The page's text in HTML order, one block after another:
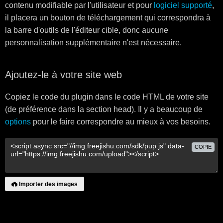
contenu modifiable par l'utilisateur et pour logiciel supporté,
il placera un bouton de téléchargement qui correspondra à
la barre d'outils de l'éditeur cible, donc aucune
personnalisation supplémentaire n'est nécessaire.
Ajoutez-le à votre site web
Copiez le code du plugin dans le code HTML de votre site
(de préférence dans la section head). Il y a beaucoup de
options pour le faire correspondre au mieux à vos besoins.
COPIE
Importer des images